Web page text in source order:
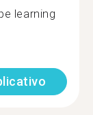
learning